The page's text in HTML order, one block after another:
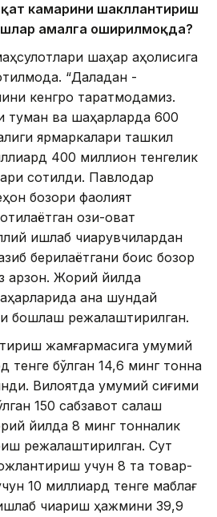
камарини шакллантириш
амалга оширилмоқда?
шаҳар аҳолисига
“Даладан -
кенгроқ тарқатмоқдамиз.
туман ва шаҳарларда 600
ярмаркалари ташкил
400 миллион тенгелик
сотилди. Павлодар
бозори фаолият
озиқ-овқат
ишлаб чиқарувчилардан
берилаётгани боис бозор
арзон. Жорий йилда
ана шундай
бошлаш режалаштирилган.
жамғармасига умумий
тенге бўлган 14,6 минг тонна
Вилоятда умумий сиғими
150 сабзавот сақлаш
йилда 8 минг тонналик
режалаштирилган. Сут
учун 8 та товар-
10 миллиард тенге маблағ
чиқариш ҳажмини 39,9